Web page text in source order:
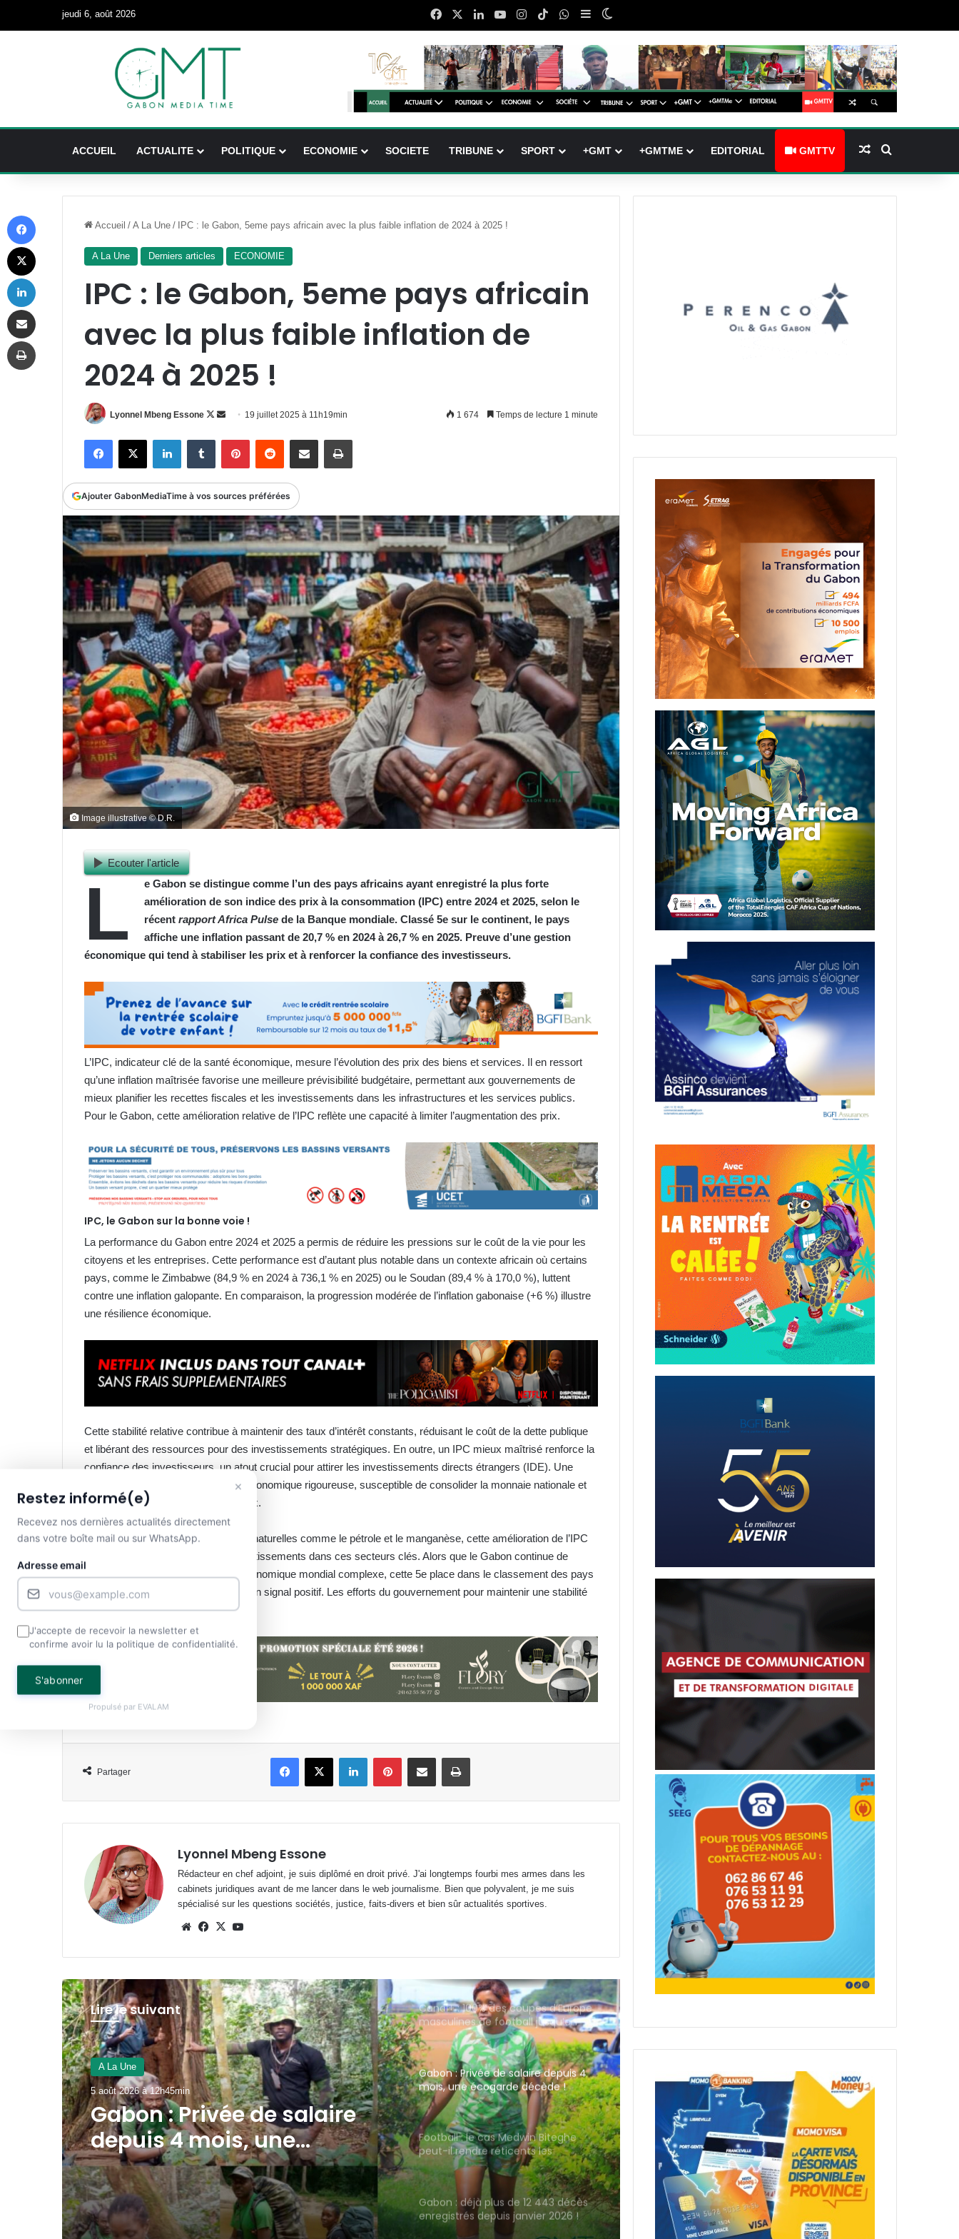
jeudi 6, août 2026 FacebookLinkedinYouTubeInstagram
TikTokWhatsApp
Sidebar (barre latérale)
ACCUEIL ACTUALITE POLITIQUE ECONOMIE SOCIETE TRIBUNE SPORT +GMT +GMTME EDITORIAL GMTTV Article Aléatoire
Accueil / A La Une / IPC : le Gabon, 5eme pays africain avec la plus faible inflation de 2024 à 2025 !
A La Une Derniers articles ECONOMIE
IPC : le Gabon, 5eme pays africain
avec la plus faible inflation de
2024 à 2025 !
Lyonnel Mbeng Essone
Follow
Envoyer
courriel
19 juillet 2025 à 11h19min 1 674 Temps de lecture 1 minute
FacebookX LinkedinTumblr PinterestReddit Partager par email Imprimer
Ajouter GabonMediaTime à vos sources préférées
Image illustrative © D.R.
Ecouter l'article
L
e Gabon se distingue comme l’un des pays africains ayant enregistré la plus forte
amélioration de son indice des prix à la consommation (IPC) entre 2024 et 2025, selon le
récent rapport Africa Pulse de la Banque mondiale. Classé 5e sur le continent, le pays
affiche une inflation passant de 20,7 % en 2024 à 26,7 % en 2025. Preuve d’une gestion
économique qui tend à stabiliser les prix et à renforcer la confiance des investisseurs.
L’IPC, indicateur clé de la santé économique, mesure l’évolution des prix des biens et services. Il en ressort
qu’une inflation maîtrisée favorise une meilleure prévisibilité budgétaire, permettant aux gouvernements de
mieux planifier les recettes fiscales et les investissements dans les infrastructures et les services publics.
Pour le Gabon, cette amélioration relative de l’IPC reflète une capacité à limiter l’augmentation des prix.
IPC, le Gabon sur la bonne voie !
La performance du Gabon entre 2024 et 2025 a permis de réduire les pressions sur le coût de la vie pour les
citoyens et les entreprises. Cette performance est d’autant plus notable dans un contexte africain où certains
pays, comme le Zimbabwe (84,9 % en 2024 à 736,1 % en 2025) ou le Soudan (89,4 % à 170,0 %), luttent
contre une inflation galopante. En comparaison, la progression modérée de l’inflation gabonaise (+6 %) illustre
une résilience économique.
Cette stabilité relative contribue à maintenir des taux d’intérêt constants, réduisant le coût de la dette publique
et libérant des ressources pour des investissements stratégiques. En outre, un IPC mieux maîtrisé renforce la
confiance des investisseurs, un atout crucial pour attirer les investissements directs étrangers (IDE). Une
inflation stable signale une gestion économique rigoureuse, susceptible de consolider la monnaie nationale et
de dynamiser les entrées de capitaux.
Pour le Gabon, riche en ressources naturelles comme le pétrole et le manganèse, cette amélioration de l’IPC
pourrait stimuler davantage les investissements dans ces secteurs clés. Alors que le Gabon continue de
naviguer dans un environnement économique mondial complexe, cette 5e place dans le classement des pays
africains à la plus faible inflation est un signal positif. Les efforts du gouvernement pour maintenir une stabilité
économique commencent à payer.
Partager
FacebookX LinkedinPinterestPartager par email Imprimer
Lyonnel Mbeng Essone
Rédacteur en chef adjoint, je suis diplômé en droit privé. J'ai longtemps fourbi mes armes dans les
cabinets juridiques avant de me lancer dans le web journalisme. Bien que polyvalent, je me suis
spécialisé sur les questions sociétés, justice, faits-divers et bien sûr actualités sportives.
WebsiteFacebook
X
Lire le suivant
A La Une
5 août 2026 à 12h34min
Football : le cas Medwin
Biteghe peut-il rendre
réticents les binationaux ?
sous mandat de dépôt !
Opta Analyst : la 1ère division
gabonaise au même niveau que la
groupe B avec l’ogre Malien !
fasciné par le masque blanc
Nécrologie : Jimmy Ondo, the Brand
new man, est décédé ce 3 août !
masculines de football jusqu’en
Gabon : Privée de salaire depuis 4
mois, une écogarde décède !
Football : le cas Medwin Biteghe
peut-il rendre réticents les
binationaux ?
Gabon : déjà plus de 12 443 décès
enregistrés depuis janvier 2026 !
Fondation Horizons Nouveaux : la
salle Snoezelen, une oasis pour les
enfants
×
Restez informé(e)
Recevez nos dernières actualités directement
dans votre boîte mail ou sur WhatsApp.
Adresse email
J'accepte de recevoir la newsletter et
confirme avoir lu la politique de confidentialité.
S'abonner
Propulsé par EVALAM